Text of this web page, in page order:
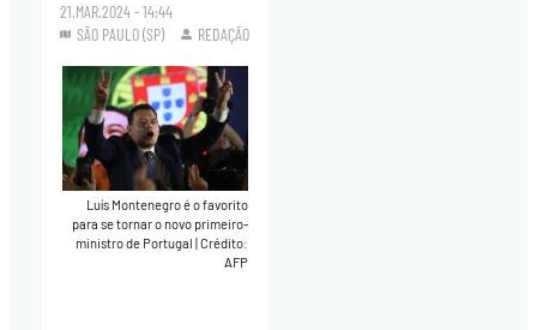
21.MAR.2024 - 14:44
SÃO PAULO (SP)
REDAÇÃO
Luís Montenegro é o favorito
para se tornar o novo primeiro-
ministro de Portugal|Crédito:
AFP